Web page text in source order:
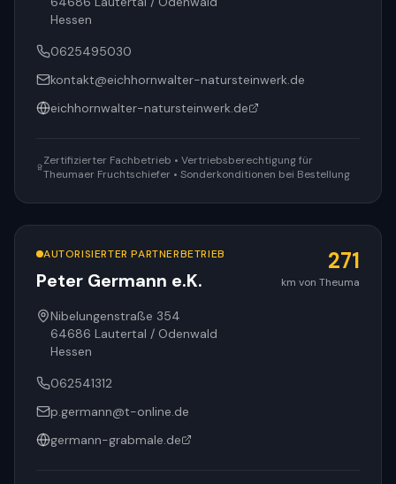
Hessen
0625495030
kontakt@eichhornwalter-natursteinwerk.de
eichhornwalter-natursteinwerk.de
Zertifizierter Fachbetrieb • Vertriebsberechtigung für
Theumaer Fruchtschiefer • Sonderkonditionen bei Bestellung
AUTORISIERTER PARTNERBETRIEB
Peter Germann e.K.
271
km von Theuma
Nibelungenstraße 354
64686 Lautertal / Odenwald
Hessen
062541312
p.germann@t-online.de
germann-grabmale.de